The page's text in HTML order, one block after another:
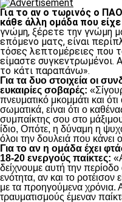
Για το αν ο τωρινός ο
κάθε άλλη ομάδα που
γνώμη, ξέρετε την γνώμη
επόμενο ματς, είναι
τόσες λεπτομέρειες που
είμαστε συγκεντρωμένοι.
το κάτι παραπάνω».
Για τα δυο στοιχεία οι
ευκαιρίες σοβαρές:
πνευματικό μκομμάτι και
σωματικά, είναι ότι ο
συμπαίκτης σου στο
ίδιο, Οπότε, η δύναμη η
όλοι την δουλειά που κάνει
Για το αν η ομάδα έχει
18-20 ενεργούς παίκτες:
δείχνουμε αυτή την
ενότητα, αν και το ροτέισον
με τα προηγούμενα χρόνια.
τραυματισμούς έμεναν